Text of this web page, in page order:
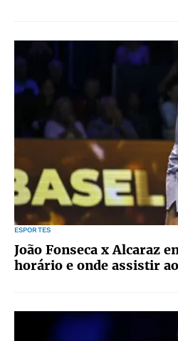
ESPORTES
João Fonseca x Alcaraz
horário e onde assistir